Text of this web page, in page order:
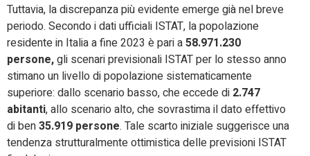
Tuttavia, la discrepanza più evidente emerge già nel breve
periodo. Secondo i dati ufficiali ISTAT, la popolazione
residente in Italia a fine 2023 è pari a58.971.230
persone,gli scenari previsionali ISTAT per lo stesso anno
stimano un livello di popolazione sistematicamente
superiore: dallo scenario basso, che eccede di 2.747
abitanti, allo scenario alto, che sovrastima il dato effettivo
di ben35.919 persone. Tale scarto iniziale suggerisce una
tendenza strutturalmente ottimistica delle previsioni ISTAT